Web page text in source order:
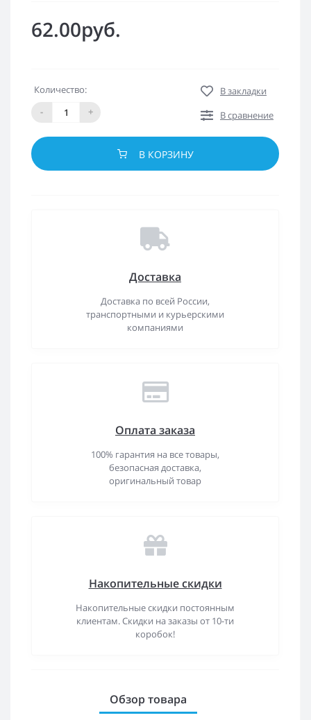
62.00руб.
Количество:
-
+
В закладки
В сравнение
В КОРЗИНУ
Доставка
Доставка по всей России,
транспортными и курьерскими
компаниями
Оплата заказа
100% гарантия на все товары,
безопасная доставка,
оригинальный товар
Накопительные скидки
Накопительные скидки постоянным
клиентам. Скидки на заказы от 10-ти
коробок!
Обзор товара